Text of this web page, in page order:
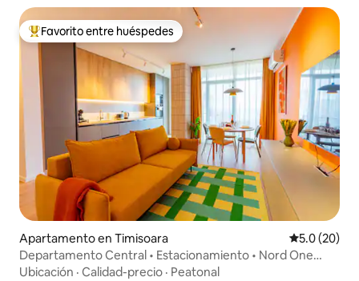
Favorito entre huéspedes preferido
Favorito entre huéspedes
Apartamento en Timisoara Calificación
5.0 (20)
Departamento Central • Estacionamiento • Nord One
Iulius Town
Ubicación · Calidad-precio · Peatonal